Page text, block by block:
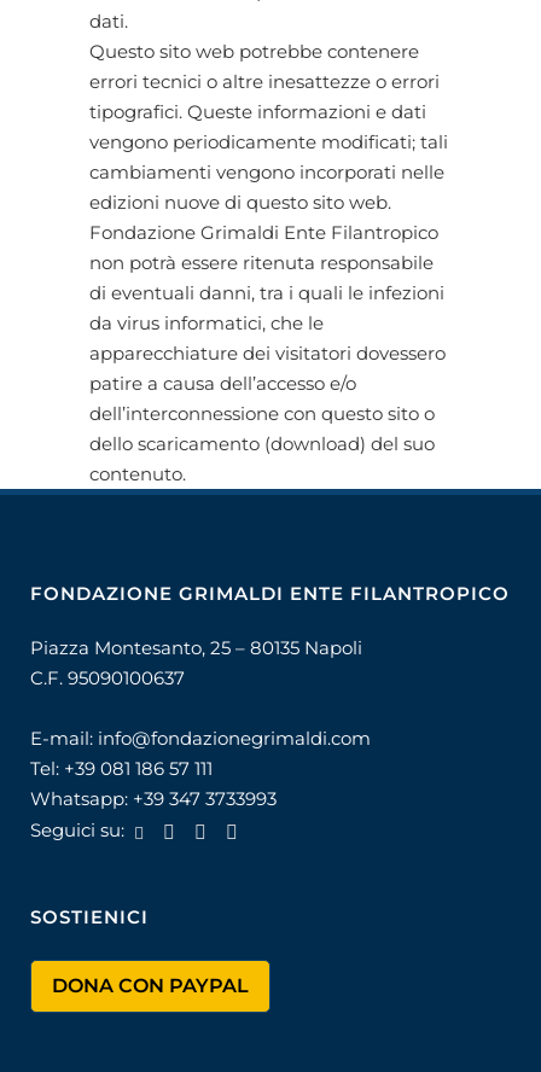
dati.
Questo sito web potrebbe contenere
errori tecnici o altre inesattezze o errori
tipografici. Queste informazioni e dati
vengono periodicamente modificati; tali
cambiamenti vengono incorporati nelle
edizioni nuove di questo sito web.
Fondazione Grimaldi Ente Filantropico
non potrà essere ritenuta responsabile
di eventuali danni, tra i quali le infezioni
da virus informatici, che le
apparecchiature dei visitatori dovessero
patire a causa dell’accesso e/o
dell’interconnessione con questo sito o
dello scaricamento (download) del suo
contenuto.
FONDAZIONE GRIMALDI ENTE FILANTROPICO
Piazza Montesanto, 25 – 80135 Napoli
C.F. 95090100637
E-mail: info@fondazionegrimaldi.com
Tel: +39 081 186 57 111
Whatsapp: +39 347 3733993
Seguici su:
SOSTIENICI
DONA CON PAYPAL